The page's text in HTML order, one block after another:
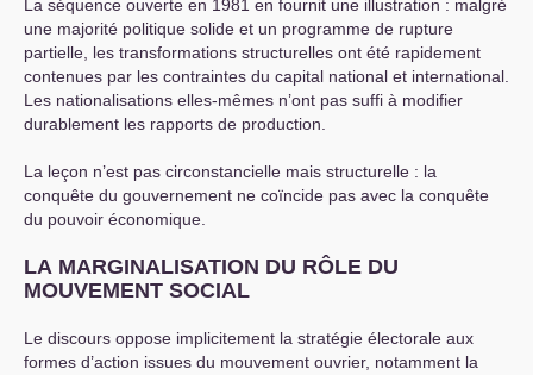
La séquence ouverte en 1981 en fournit une illustration : malgré
une majorité politique solide et un programme de rupture
partielle, les transformations structurelles ont été rapidement
contenues par les contraintes du capital national et international.
Les nationalisations elles-mêmes n’ont pas suffi à modifier
durablement les rapports de production.
La leçon n’est pas circonstancielle mais structurelle : la
conquête du gouvernement ne coïncide pas avec la conquête
du pouvoir économique.
LA MARGINALISATION DU RÔLE DU
MOUVEMENT SOCIAL
Le discours oppose implicitement la stratégie électorale aux
formes d’action issues du mouvement ouvrier, notamment la